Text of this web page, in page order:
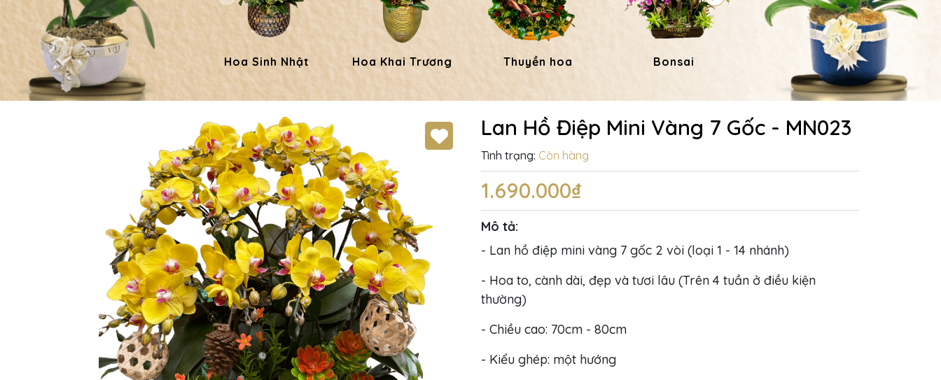
Hoa Sinh Nhật Hoa Khai Trương Thuyền hoa Bonsai Hoa Dâng Phật
Lan Hồ Điệp Mini Vàng 7 Gốc - MN023
Tình trạng: Còn hàng
1.690.000₫
Mô tả:
- Lan hồ điệp mini vàng 7 gốc 2 vòi (loại 1 - 14 nhánh)
- Hoa to, cành dài, đẹp và tươi lâu (Trên 4 tuần ở điều kiện
thường)
- Chiều cao: 70cm - 80cm
- Kiểu ghép: một hướng